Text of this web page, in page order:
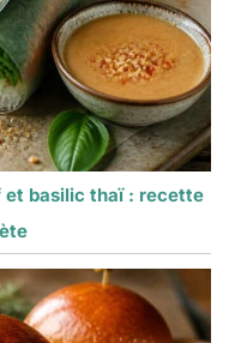
et basilic thaï : recette